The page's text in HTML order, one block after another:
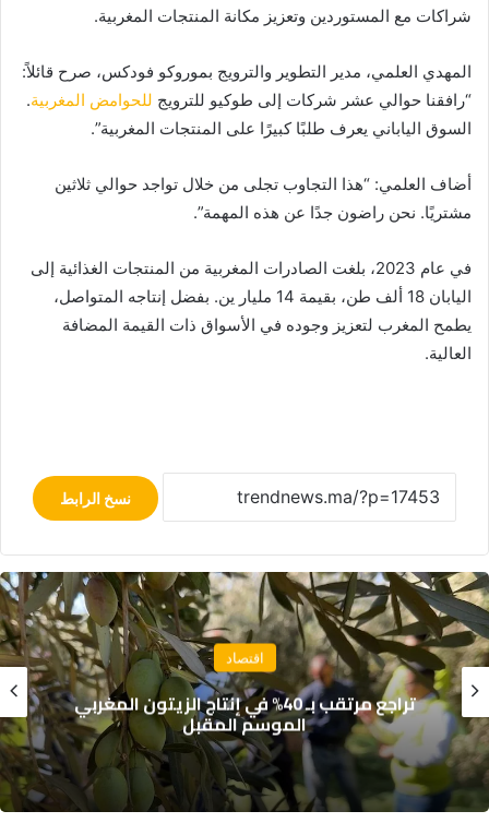
شراكات مع المستوردين وتعزيز مكانة المنتجات المغربية.
المهدي العلمي، مدير التطوير والترويج بموروكو فودكس، صرح قائلاً:
“رافقنا حوالي عشر شركات إلى طوكيو للترويج للحوامض المغربية.
السوق الياباني يعرف طلبًا كبيرًا على المنتجات المغربية”.
أضاف العلمي: “هذا التجاوب تجلى من خلال تواجد حوالي ثلاثين
مشتريًا. نحن راضون جدًا عن هذه المهمة”.
في عام 2023، بلغت الصادرات المغربية من المنتجات الغذائية إلى
اليابان 18 ألف طن، بقيمة 14 مليار ين. بفضل إنتاجه المتواصل،
يطمح المغرب لتعزيز وجوده في الأسواق ذات القيمة المضافة
العالية.
نسخ الرابط
اقتصاد
الحسيمة: تراجع الرقم الاستدلالي لأسعار
الاستهلاك بنسبة 1.3% في يونيو